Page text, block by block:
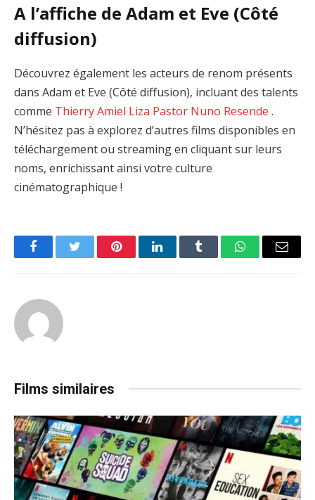
A l’affiche de Adam et Eve (Côté
diffusion)
Découvrez également les acteurs de renom présents
dans Adam et Eve (Côté diffusion), incluant des talents
comme Thierry Amiel Liza Pastor Nuno Resende .
N’hésitez pas à explorez d’autres films disponibles en
téléchargement ou streaming en cliquant sur leurs
noms, enrichissant ainsi votre culture
cinématographique !
FacebookTwitter PinterestLinkedInTumblr WhatsAppEmail
Films similaires